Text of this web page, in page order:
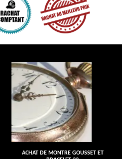
ACHAT DE MONTRE GOUSSET ET